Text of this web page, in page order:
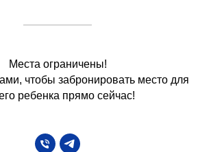
Места ограничены!
чтобы забронировать место для
ребенка прямо сейчас!